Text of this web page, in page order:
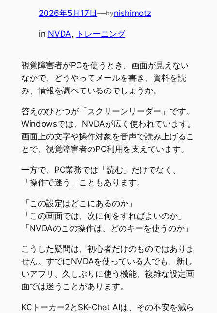
2026年5月17日 —bynishimotz
in NVDA, トレーニング
視覚障害者がPCを使うとき、画面が見えない
なかで、どうやってメールを書き、資料を読
み、情報を調べているのでしょうか。
答えのひとつが「スクリーンリーダー」です。
Windowsでは、NVDAが広く使われています。
画面上の文字や操作対象を音声で読み上げるこ
とで、視覚障害者のPC利用を支えています。
一方で、PC業務では「読む」だけでなく、
「操作で迷う」こともあります。
「この設定はどこにあるのか」
「この画面では、次に何をすればよいのか」
「NVDAのこの操作は、どのキーを使うのか」
こうした疑問は、初心者だけのものではありま
せん。すでにNVDAを使っている人でも、新し
いアプリ、久しぶりに使う機能、複雑な設定画
面では迷うことがあります。
KCトーカー2とSK-Chat AIは、その不安を減ら